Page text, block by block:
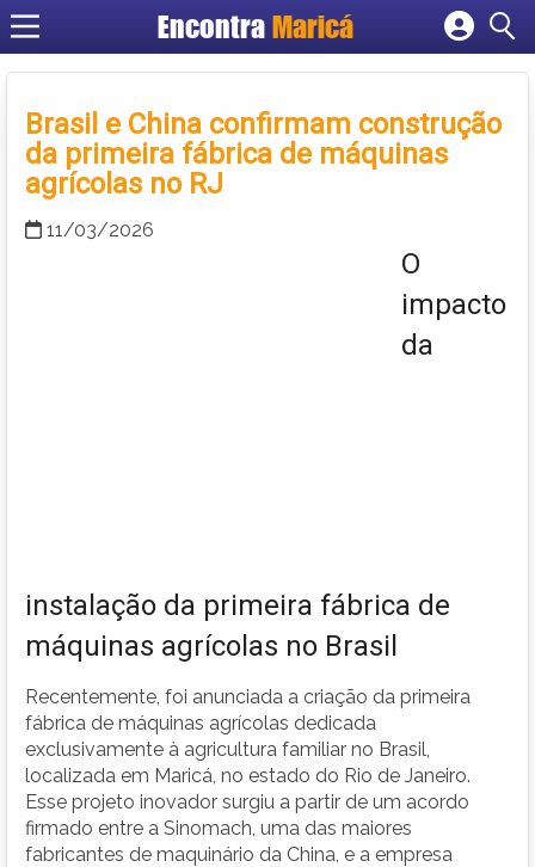
EncontraMaricá
Cadastrar empresa
Criar conta
Brasil e China confirmam construção
da primeira fábrica de máquinas
agrícolas no RJ
11/03/2026
O
impacto
da
instalação da primeira fábrica de
máquinas agrícolas no Brasil
Recentemente, foi anunciada a criação da primeira
fábrica de máquinas agrícolas dedicada
exclusivamente à agricultura familiar no Brasil,
localizada em Maricá, no estado do Rio de Janeiro.
Esse projeto inovador surgiu a partir de um acordo
firmado entre a Sinomach, uma das maiores
fabricantes de maquinário da China, e a empresa